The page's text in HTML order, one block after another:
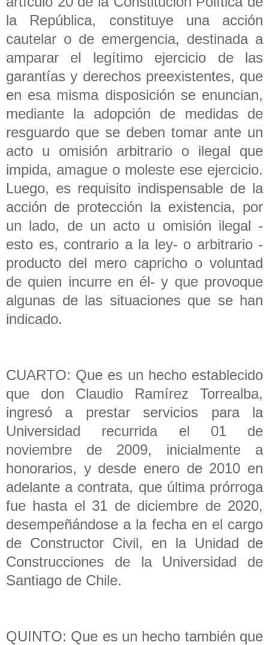
la República, constituye una acción
cautelar o de emergencia, destinada a
amparar el legítimo ejercicio de las
garantías y derechos preexistentes, que
en esa misma disposición se enuncian,
mediante la adopción de medidas de
resguardo que se deben tomar ante un
acto u omisión arbitrario o ilegal que
impida, amague o moleste ese ejercicio.
Luego, es requisito indispensable de la
acción de protección la existencia, por
un lado, de un acto u omisión ilegal -
esto es, contrario a la ley- o arbitrario -
producto del mero capricho o voluntad
de quien incurre en él- y que provoque
algunas de las situaciones que se han
indicado.
CUARTO: Que es un hecho establecido
que don Claudio Ramírez Torrealba,
ingresó a prestar servicios para la
Universidad recurrida el 01 de
noviembre de 2009, inicialmente a
honorarios, y desde enero de 2010 en
adelante a contrata, que última prórroga
fue hasta el 31 de diciembre de 2020,
desempeñándose a la fecha en el cargo
de Constructor Civil, en la Unidad de
Construcciones de la Universidad de
Santiago de Chile.
QUINTO: Que es un hecho también que